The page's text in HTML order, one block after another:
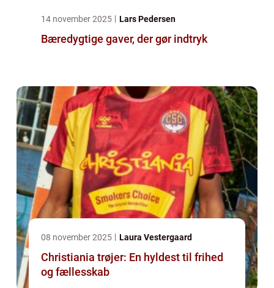
14 november 2025 Lars Pedersen
Bæredygtige gaver, der gør indtryk
08 november 2025 Laura Vestergaard
Christiania trøjer: En hyldest til frihed
og fællesskab